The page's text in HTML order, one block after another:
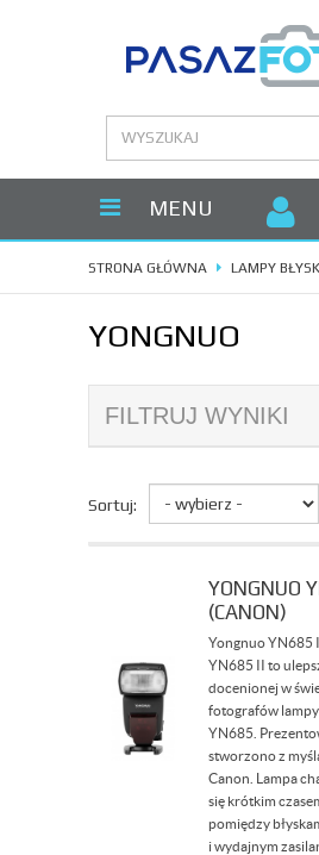
MENU
STRONA GŁÓWNA LAMPY
YONGNUO
FILTRUJ WYNIKI
Sortuj:
YONGNUO
(CANON)
Yongnuo YN685
YN685 II to
docenionej w
fotografów lampy
YN685.
stworzono z
Canon. Lampa
się krótkim
pomiędzy
i wydajnym